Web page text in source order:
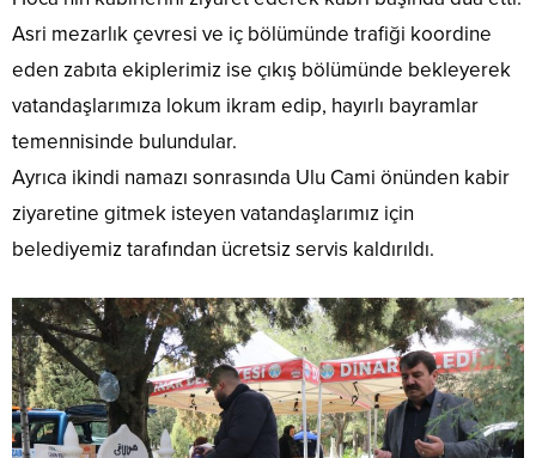
Asri mezarlık çevresi ve iç bölümünde trafiği koordine
eden zabıta ekiplerimiz ise çıkış bölümünde bekleyerek
vatandaşlarımıza lokum ikram edip, hayırlı bayramlar
temennisinde bulundular.
Ayrıca ikindi namazı sonrasında Ulu Cami önünden kabir
ziyaretine gitmek isteyen vatandaşlarımız için
belediyemiz tarafından ücretsiz servis kaldırıldı.